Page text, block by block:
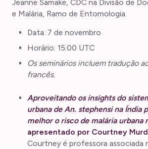
Jeanne Samake, CDC na Divisão de
e Malária, Ramo de Entomologia.
Data: 7 de novembro
Horário: 15:00 UTC
Os seminários incluem tradução
francês.
Aproveitando os insights do
urbana de An. stephensi na Índia
melhor o risco de malária urbana
apresentado por Courtney
Courtney é professora associada